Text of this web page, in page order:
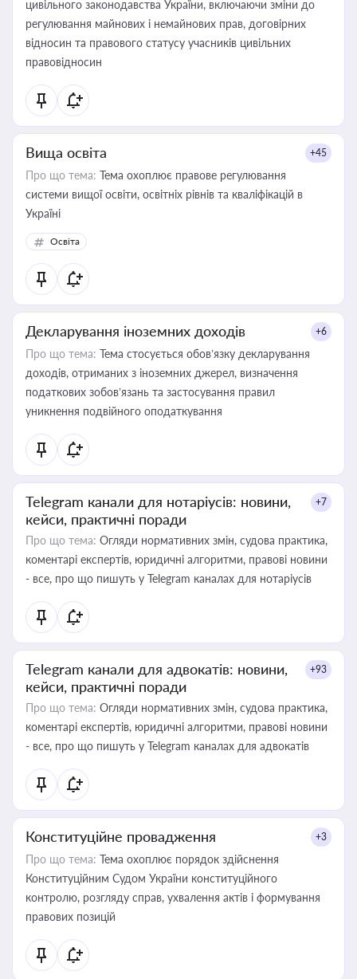
цивільного законодавства України, включаючи зміни до
регулювання майнових і немайнових прав, договірних
відносин та правового статусу учасників цивільних
правовідносин
Вища освіта +45
Про що тема: Тема охоплює правове регулювання
системи вищої освіти, освітніх рівнів та кваліфікацій в
Україні
Освіта
Декларування іноземних доходів +6
Про що тема: Тема стосується обов’язку декларування
доходів, отриманих з іноземних джерел, визначення
податкових зобов’язань та застосування правил
уникнення подвійного оподаткування
Telegram канали для нотаріусів: новини,
кейси, практичні поради
+7
Про що тема: Огляди нормативних змін, судова практика,
коментарі експертів, юридичні алгоритми, правові новини
- все, про що пишуть у Telegram каналах для нотаріусів
Telegram канали для адвокатів: новини,
кейси, практичні поради
+93
Про що тема: Огляди нормативних змін, судова практика,
коментарі експертів, юридичні алгоритми, правові новини
- все, про що пишуть у Telegram каналах для адвокатів
Конституційне провадження +3
Про що тема: Тема охоплює порядок здійснення
Конституційним Судом України конституційного
контролю, розгляду справ, ухвалення актів і формування
правових позицій